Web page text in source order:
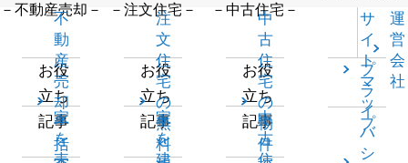
－不動産売却－
不
動
産
売
却
一
括
お役
立ち
記事
家
を
－注文住宅－
注
文
住
宅
の
無
料
お役
立ち
記事
家
を
－中古住宅－
中
古
住
宅
の
物
件
お役
立ち
記事
中
古
サ
イ
ト
マ
ッ
プ
運
営
会
社
プ
ラ
イ
バ
シ